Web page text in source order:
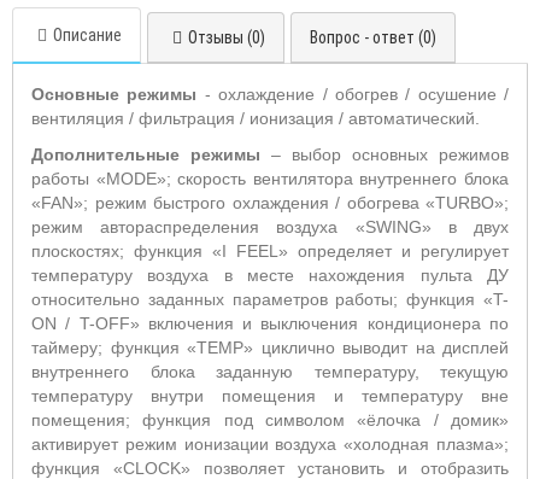
Описание Отзывы (0) Вопрос - ответ (0)
Основные режимы - охлаждение / обогрев / осушение /
вентиляция / фильтрация / ионизация / автоматический.
Дополнительные режимы – выбор основных режимов
работы «MODE»; скорость вентилятора внутреннего блока
«FAN»; режим быстрого охлаждения / обогрева «TURBO»;
режим автораспределения воздуха «SWING» в двух
плоскостях; функция «I FEEL» определяет и регулирует
температуру воздуха в месте нахождения пульта ДУ
относительно заданных параметров работы; функция «T-
ON / T-OFF» включения и выключения кондиционера по
таймеру; функция «TEMP» циклично выводит на дисплей
внутреннего блока заданную температуру, текущую
температуру внутри помещения и температуру вне
помещения; функция под символом «ёлочка / домик»
активирует режим ионизации воздуха «холодная плазма»;
функция «CLOCK» позволяет установить и отобразить